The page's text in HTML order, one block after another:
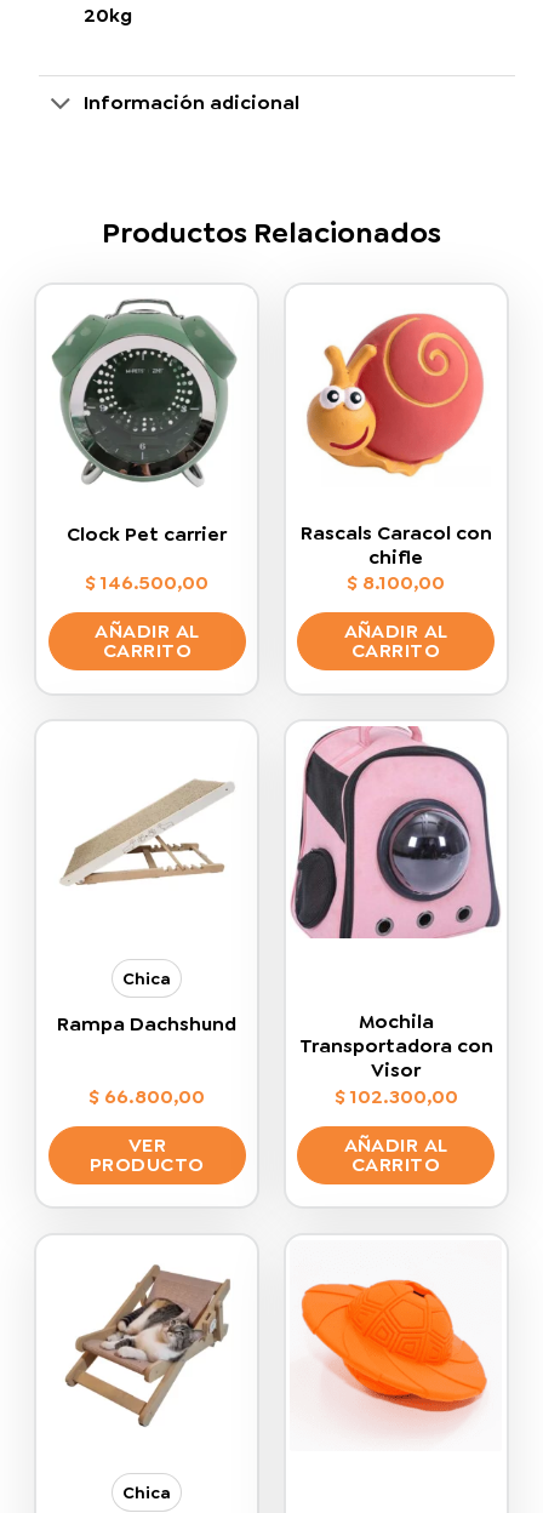
20kg
Información adicional
Productos Relacionados
Clock Pet carrier
$146.500,00
AÑADIR AL
CARRITO
Rascals Caracol con
chifle
$ 8.100,00
AÑADIR AL
CARRITO
Chica
Rampa Dachshund
$ 66.800,00
VER
PRODUCTO
múltiples
variantes.
Las
opciones
se
pueden
elegir
la
página
Mochila
Transportadora con
Visor
$102.300,00
AÑADIR AL
CARRITO
Chica